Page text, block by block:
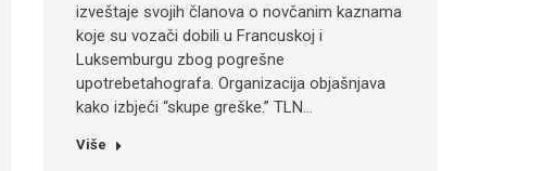
izveštaje svojih članova o novčanim kaznama
koje su vozači dobili u Francuskoj i
Luksemburgu zbog pogrešne
upotrebetahografa. Organizacija objašnjava
kako izbjeći “skupe greške.” TLN…
Više